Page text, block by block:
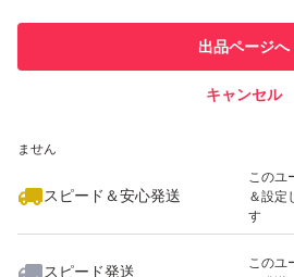
での取
ません
スピード＆安心発送
このユ
＆設定
す
スピード発送
このユ
出品ページへ
キャンセル